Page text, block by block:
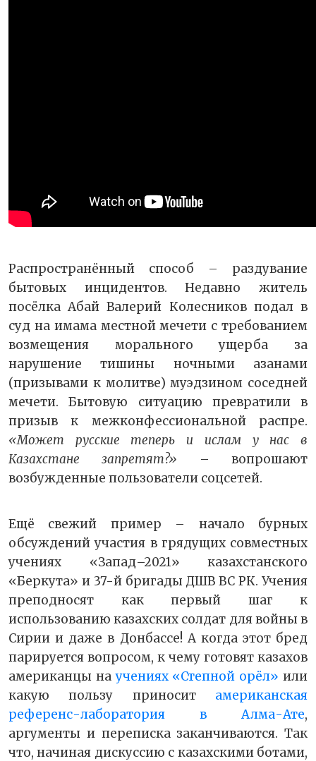
Распространённый способ – раздувание
бытовых инцидентов. Недавно житель
посёлка Абай Валерий Колесников подал в
суд на имама местной мечети с требованием
возмещения морального ущерба за
нарушение тишины ночными азанами
(призывами к молитве) муэдзином соседней
мечети. Бытовую ситуацию превратили в
призыв к межконфессиональной распре.
«Может русские теперь и ислам у нас в
Казахстане запретят?» – вопрошают
возбужденные пользователи соцсетей.
Ещё свежий пример – начало бурных
обсуждений участия в грядущих совместных
учениях «Запад–2021» казахстанского
«Беркута» и 37-й бригады ДШВ ВС РК. Учения
преподносят как первый шаг к
использованию казахских солдат для войны в
Сирии и даже в Донбассе! А когда этот бред
парируется вопросом, к чему готовят казахов
американцы научениях «Степной орёл» или
какую пользу приносит американская
референс-лаборатория в Алма-Ате,
аргументы и переписка заканчиваются. Так
что, начиная дискуссию с казахскими ботами,